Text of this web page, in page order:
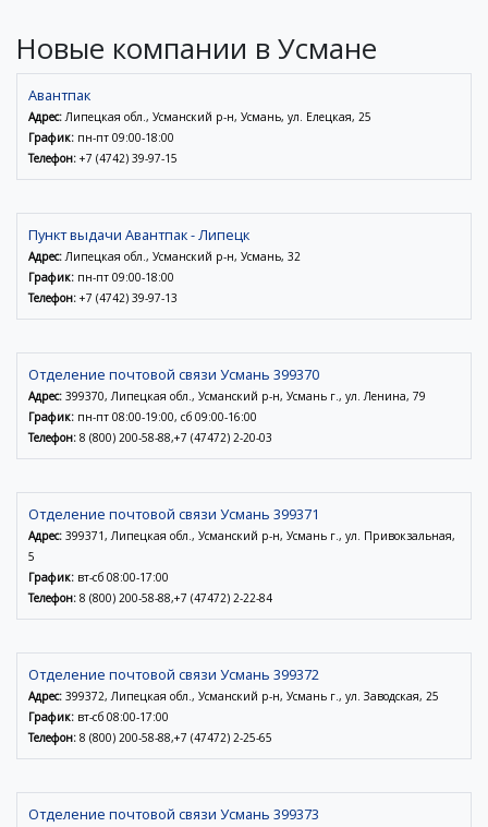
Новые компании в Усмане
Авантпак
Адрес: Липецкая обл., Усманский р-н, Усмань, ул. Елецкая, 25
График: пн-пт 09:00-18:00
Телефон: +7 (4742) 39-97-15
Пункт выдачи Авантпак - Липецк
Адрес: Липецкая обл., Усманский р-н, Усмань, 32
График: пн-пт 09:00-18:00
Телефон: +7 (4742) 39-97-13
Отделение почтовой связи Усмань 399370
Адрес: 399370, Липецкая обл., Усманский р-н, Усмань г., ул. Ленина, 79
График: пн-пт 08:00-19:00, сб 09:00-16:00
Телефон: 8 (800) 200-58-88,+7 (47472) 2-20-03
Отделение почтовой связи Усмань 399371
Адрес: 399371, Липецкая обл., Усманский р-н, Усмань г., ул. Привокзальная,
5
График: вт-сб 08:00-17:00
Телефон: 8 (800) 200-58-88,+7 (47472) 2-22-84
Отделение почтовой связи Усмань 399372
Адрес: 399372, Липецкая обл., Усманский р-н, Усмань г., ул. Заводская, 25
График: вт-сб 08:00-17:00
Телефон: 8 (800) 200-58-88,+7 (47472) 2-25-65
Отделение почтовой связи Усмань 399373